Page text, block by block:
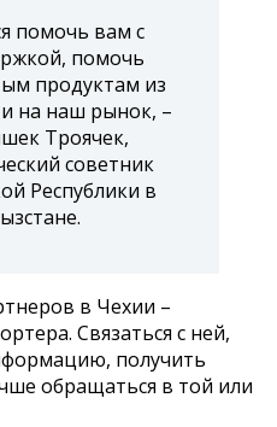
помочь вам с
помочь
продуктам из
на наш рынок, –
Троячек,
советник
Республики в
в Чехии –
Связаться с ней,
получить
обращаться в той или